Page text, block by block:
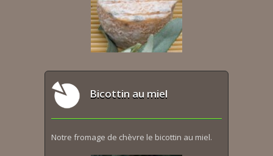
Bicottin au miel
Notre fromage de chèvre le bicottin au miel.